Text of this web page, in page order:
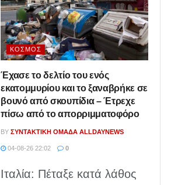
ΚΌΣΜΟΣ
Έχασε το δελτίο του ενός
εκατομμυρίου και το ξαναβρήκε σε
βουνό από σκουπίδια – Έτρεχε
πίσω από το απορριμματοφόρο
BY ΣΥΝΤΑΚΤΙΚΉ ΟΜΆΔΑ ALLDAYNEWS
04-08-26 22:02 0
Ιταλία: Πέταξε κατά λάθος